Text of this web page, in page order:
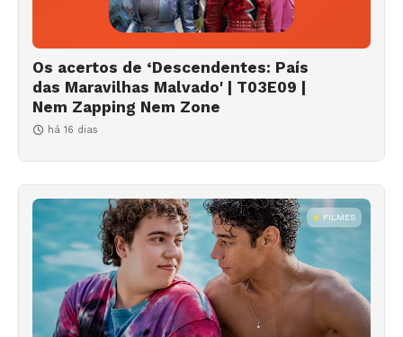
Os acertos de ‘Descendentes: País
das Maravilhas Malvado' | T03E09 |
Nem Zapping Nem Zone
há 16 dias
FILMES